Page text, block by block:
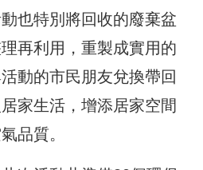
也特別將回收的廢棄盆
再利用，重製成實用的
動的市民朋友兌換帶回
家生活，增添居家空間
品質。